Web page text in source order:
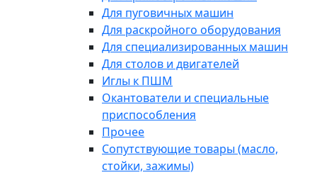
Для пуговичных машин
Для раскройного оборудования
Для специализированных машин
Для столов и двигателей
Иглы к ПШМ
Окантователи и специальные
приспособления
Прочее
Сопутствующие товары (масло,
стойки, зажимы)